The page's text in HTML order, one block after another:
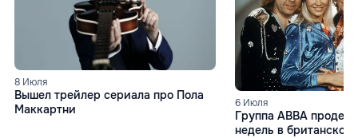
8 Июля
Вышел трейлер сериала про Пола
Маккартни
6 Июля
Группа ABBA
недель в британском